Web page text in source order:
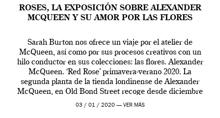
ROSES, LA EXPOSICIÓN SOBRE ALEXANDER
MCQUEEN Y SU AMOR POR LAS FLORES
Sarah Burton nos ofrece un viaje por el atelier de
McQueen, así como por sus procesos creativos con un
hilo conductor en sus colecciones: las flores. Alexander
McQueen. ‘Red Rose’ primavera-verano 2020. La
segunda planta de la tienda londinense de Alexander
McQueen, en Old Bond Street recoge desde diciembre
de 2019 hasta final de abril […]
03 / 01 / 2020 — VER MÁS